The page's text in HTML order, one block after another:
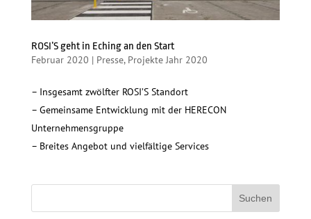
ROSI’S geht in Eching an den Start
Februar 2020 | Presse, Projekte Jahr 2020
– Insgesamt zwölfter ROSI’S Standort
– Gemeinsame Entwicklung mit der HERECON
Unternehmensgruppe
– Breites Angebot und vielfältige Services